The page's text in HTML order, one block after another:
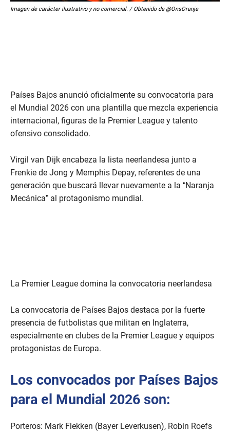
Imagen de carácter ilustrativo y no comercial. / Obtenido de @OnsOranje
Países Bajos anunció oficialmente su convocatoria para
el Mundial 2026 con una plantilla que mezcla experiencia
internacional, figuras de la Premier League y talento
ofensivo consolidado.
Virgil van Dijk encabeza la lista neerlandesa junto a
Frenkie de Jong y Memphis Depay, referentes de una
generación que buscará llevar nuevamente a la “Naranja
Mecánica” al protagonismo mundial.
La Premier League domina la convocatoria neerlandesa
La convocatoria de Países Bajos destaca por la fuerte
presencia de futbolistas que militan en Inglaterra,
especialmente en clubes de la Premier League y equipos
protagonistas de Europa.
Los convocados por Países Bajos
para el Mundial 2026 son:
Porteros: Mark Flekken (Bayer Leverkusen), Robin Roefs